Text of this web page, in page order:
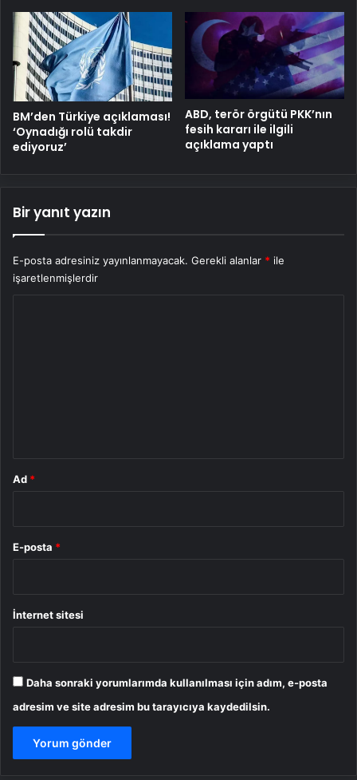
BM’den Türkiye açıklaması!
‘Oynadığı rolü takdir
ediyoruz’
ABD, terör örgütü PKK’nın
fesih kararı ile ilgili
açıklama yaptı
Bir yanıt yazın
E-posta adresiniz yayınlanmayacak. Gerekli alanlar * ile
işaretlenmişlerdir
Ad *
E-posta *
İnternet sitesi
Daha sonraki yorumlarımda kullanılması için adım, e-posta
adresim ve site adresim bu tarayıcıya kaydedilsin.